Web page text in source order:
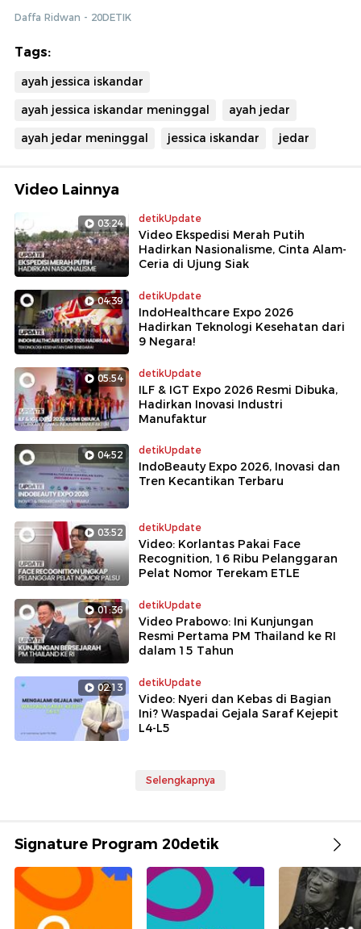
Daffa Ridwan - 20DETIK
Tags:
ayah jessica iskandar
ayah jessica iskandar meninggal
ayah jedar
ayah jedar meninggal
jessica iskandar jedar
Video Lainnya
03:24 detikUpdate
Video Ekspedisi Merah Putih
Hadirkan Nasionalisme, Cinta Alam-
Ceria di Ujung Siak
04:39 detikUpdate
IndoHealthcare Expo 2026
Hadirkan Teknologi Kesehatan dari
9 Negara!
05:54 detikUpdate
ILF & IGT Expo 2026 Resmi Dibuka,
Hadirkan Inovasi Industri
Manufaktur
04:52 detikUpdate
IndoBeauty Expo 2026, Inovasi dan
Tren Kecantikan Terbaru
03:52 detikUpdate
Video: Korlantas Pakai Face
Recognition, 16 Ribu Pelanggaran
Pelat Nomor Terekam ETLE
01:36 detikUpdate
Video Prabowo: Ini Kunjungan
Resmi Pertama PM Thailand ke RI
dalam 15 Tahun
02:13 detikUpdate
Video: Nyeri dan Kebas di Bagian
Ini? Waspadai Gejala Saraf Kejepit
L4-L5
Selengkapnya
Signature Program 20detik